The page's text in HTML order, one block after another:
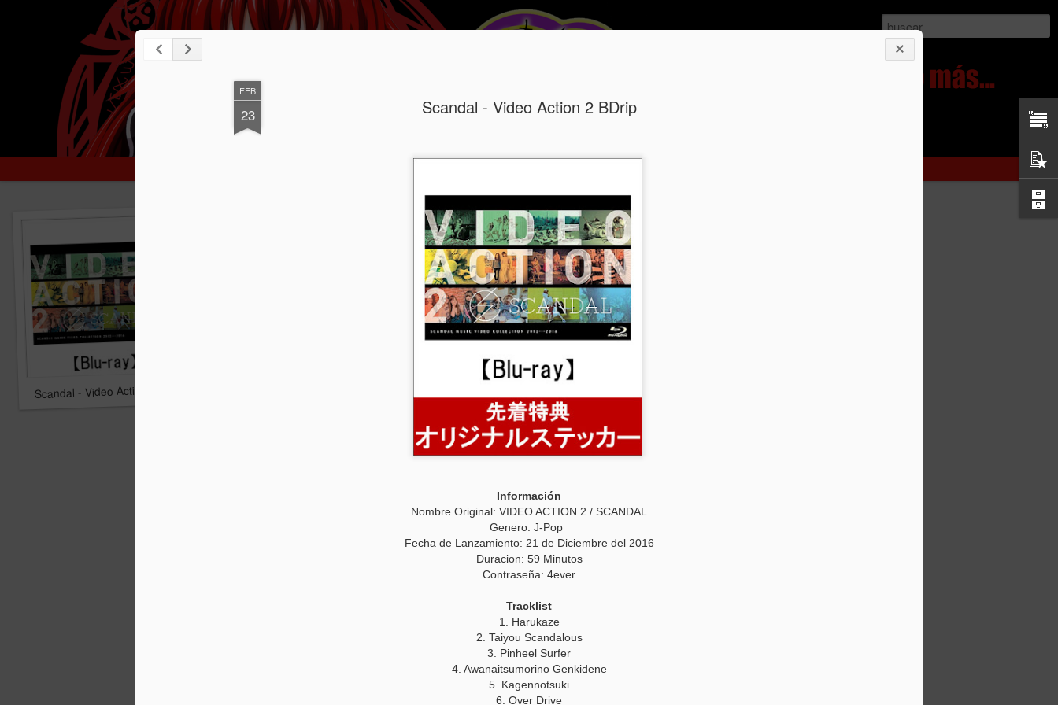
FEB
23 Scandal - Video Action 2 BDrip
Información
Nombre Original: VIDEO ACTION 2 / SCANDAL
Genero: J-Pop
Fecha de Lanzamiento: 21 de Diciembredel 2016
Duracion: 59 Minutos
Contraseña: 4ever
Tracklist
1. Harukaze
2. Taiyou Scandalous
3. Pinheel Surfer
4. Awanaitsumorino Genkidene
5. Kagennotsuki
6. Over Drive
PV Forever Subs Forever Subs
Scandal - Video Action 2 BDrip Wagakki Band 1st US Tour - DEEP IMPACT BDrip